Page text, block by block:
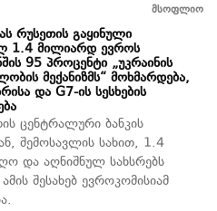
მსოფლიო
რუსეთის გაყინული
1.4 მილიარდ ევროს
95 პროცენტი „უკრაინის
მექანიზმს“ მოხმარდება,
და G7-ის სესხების
ცენტრალური ბანკის
შემოსავლის სახით, 1.4
და აღნიშნულ სახსრებს
შესახებ ევროკომისიამ